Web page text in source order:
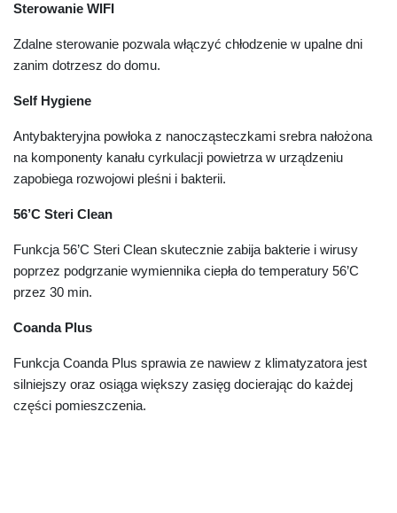
Sterowanie WIFI
Zdalne sterowanie pozwala włączyć chłodzenie w upalne dni
zanim dotrzesz do domu.
Self Hygiene
Antybakteryjna powłoka z nanocząsteczkami srebra nałożona
na komponenty kanału cyrkulacji powietrza w urządzeniu
zapobiega rozwojowi pleśni i bakterii.
56’C Steri Clean
Funkcja 56’C Steri Clean skutecznie zabija bakterie i wirusy
poprzez podgrzanie wymiennika ciepła do temperatury 56’C
przez 30 min.
Coanda Plus
Funkcja Coanda Plus sprawia ze nawiew z klimatyzatora jest
silniejszy oraz osiąga większy zasięg docierając do każdej
części pomieszczenia.